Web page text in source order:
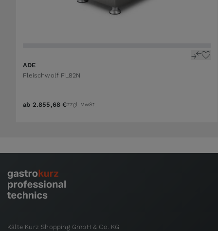
ADE
Fleischwolf FL82N
ab 2.855,68 €zzgl. MwSt.
Kälte Kurz Shopping GmbH & Co. KG